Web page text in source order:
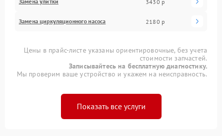
3430 р
Замена циркуляционного насоса 2180 р
Цены в прайс-листе указаны ориентировочные, без учета
стоимости запчастей.
Записывайтесь на бесплатную диагностику.
Мы проверим ваше устройство и укажем на неисправность.
Показать все услуги